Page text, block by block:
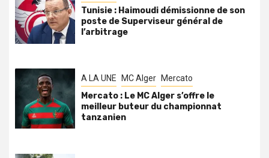
Tunisie : Haimoudi démissionne de son
poste de Superviseur général de
l’arbitrage
A LA UNE MC Alger Mercato
Mercato : Le MC Alger s’offre le
meilleur buteur du championnat
tanzanien